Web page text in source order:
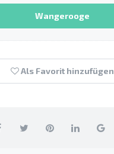
Wangerooge
Als Favorit hinzufügen